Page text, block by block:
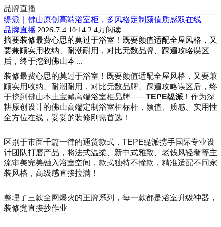
品牌直播
缇派｜佛山原创高端浴室柜，多风格定制颜值质感双在线
品牌直播 2026-7-4 10:14 2.4万阅读
摘要装修最费心思的莫过于浴室！既要颜值适配全屋风格，又
要兼顾实用收纳、耐潮耐用，对比无数品牌、踩遍攻略误区
后，终于挖到佛山本 ...
装修最费心思的莫过于浴室！既要颜值适配全屋风格，又要兼
顾实用收纳、耐潮耐用，对比无数品牌、踩遍攻略误区后，终
于挖到佛山本土宝藏高端浴室柜品牌——TEPE缇派 ！作为深
耕原创设计的佛山高端定制浴室柜标杆，颜值、质感、实用性
全方位在线，妥妥的装修刚需首选！
区别于市面千篇一律的通货款式，TEPE缇派携手国际专业设
计团队打磨产品，将法式温柔、新中式雅致、老钱风轻奢等主
流审美完美融入浴室空间，款式独特不撞款，精准适配不同家
装风格，高级感直接拉满！
整理了三款全网爆火的王牌系列，每一款都是浴室升级神器，
装修党直接抄作业